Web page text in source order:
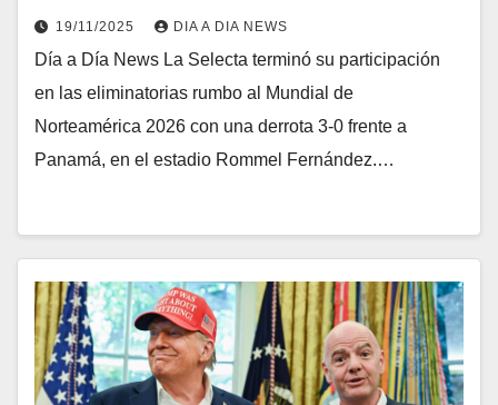
19/11/2025 DIA A DIA NEWS
Día a Día News La Selecta terminó su participación
en las eliminatorias rumbo al Mundial de
Norteamérica 2026 con una derrota 3-0 frente a
Panamá, en el estadio Rommel Fernández.…